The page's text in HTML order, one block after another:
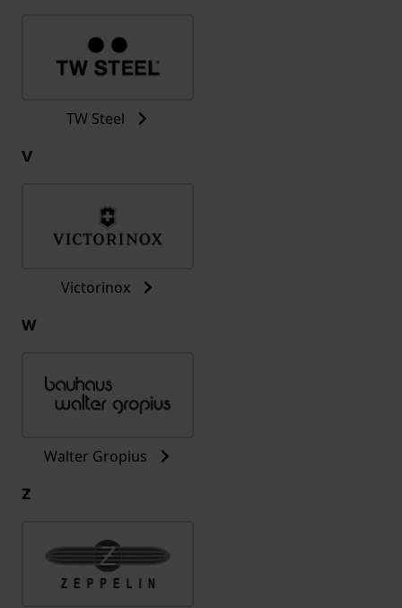
TW Steel
V
Victorinox
W
Walter Gropius
Z